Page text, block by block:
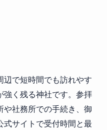
で短時間でも訪れやす
強く残る神社です。参拝
や社務所での手続き、御
式サイトで受付時間と最